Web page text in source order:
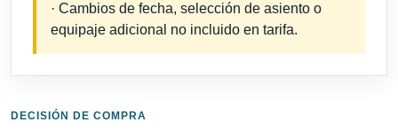
· Cambios de fecha, selección de asiento o
equipaje adicional no incluido en tarifa.
DECISIÓN DE COMPRA